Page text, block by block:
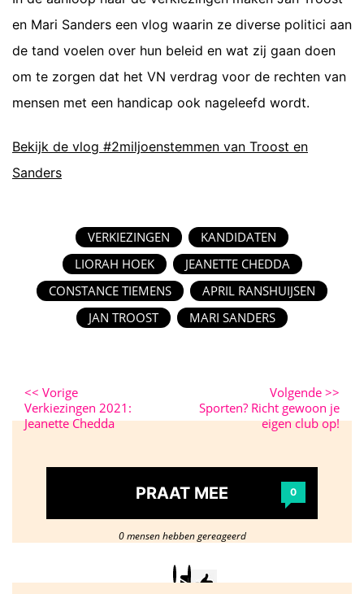
en Mari Sanders een vlog waarin ze diverse politici aan
de tand voelen over hun beleid en wat zij gaan doen
om te zorgen dat het VN verdrag voor de rechten van
mensen met een handicap ook nageleefd wordt.
Bekijk de vlog #2miljoenstemmen van Troost en
Sanders
VERKIEZINGEN
KANDIDATEN
LIORAH HOEK
JEANETTE CHEDDA
CONSTANCE TIEMENS
APRIL RANSHUIJSEN
JAN TROOST
MARI SANDERS
<< Vorige
Verkiezingen 2021:
Jeanette Chedda
Volgende >>
Sporten? Richt gewoon je
eigen club op!
PRAAT MEE 0
0 mensen hebben gereageerd